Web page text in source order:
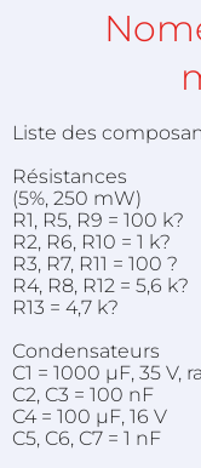
Liste des
Résistances
(5%, 250 mW)
R1, R5, R9 = 100 k?
R2, R6, R10 = 1 k?
R3, R7, R11 = 100 ?
R4, R8, R12 = 5,6 k?
R13 = 4,7 k?
Condensateurs
C1 = 1000 µF, 35 V,
C2, C3 = 100 nF
C4 = 100 µF, 16 V
C5, C6, C7 = 1 nF